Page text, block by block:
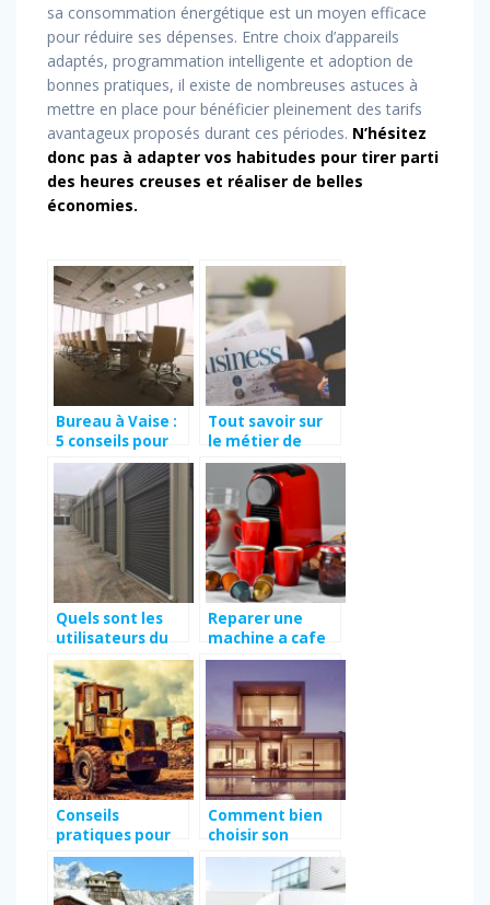
sa consommation énergétique est un moyen efficace
pour réduire ses dépenses. Entre choix d’appareils
adaptés, programmation intelligente et adoption de
bonnes pratiques, il existe de nombreuses astuces à
mettre en place pour bénéficier pleinement des tarifs
avantageux proposés durant ces périodes. N’hésitez
donc pas à adapter vos habitudes pour tirer parti
des heures creuses et réaliser de belles
économies.
Bureau à Vaise :
5 conseils pour
bien louer
Tout savoir sur
le métier de
gestionnaire de
patrimoine à
Nimes
Quels sont les
utilisateurs du
self-stockage ?
Reparer une
machine a cafe
Tassimo Boschs
Conseils
pratiques pour
trouver le
terrain ideal a La
Rochelle
Comment bien
choisir son
logement ?